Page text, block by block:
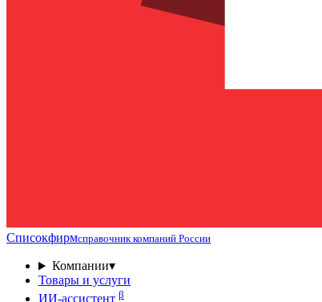
Списокфирмсправочник компаний России
Компании▾
Товары и услуги
ИИ-ассистент β